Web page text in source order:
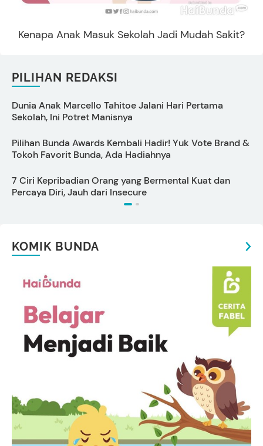
Kenapa Anak Masuk Sekolah Jadi Mudah Sakit?
PILIHAN REDAKSI
Dunia Anak Marcello Tahitoe Jalani Hari Pertama
Sekolah, Ini Potret Manisnya
Pilihan Bunda Awards Kembali Hadir! Yuk Vote Brand &
Tokoh Favorit Bunda, Ada Hadiahnya
7 Ciri Kepribadian Orang yang Bermental Kuat dan
Percaya Diri, Jauh dari Insecure
KOMIK BUNDA